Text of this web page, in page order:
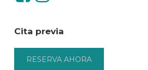
Cita previa
RESERVA AHORA